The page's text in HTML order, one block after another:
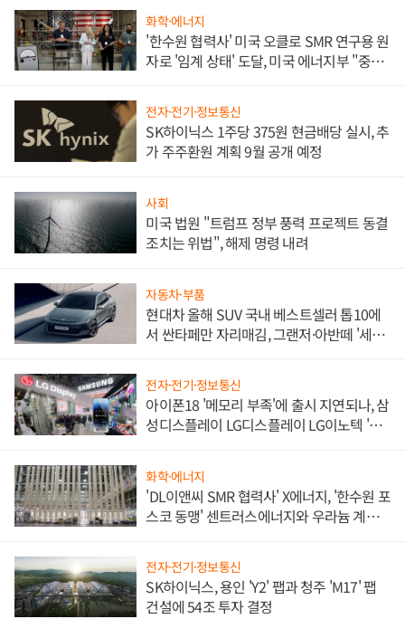
화학·에너지
'한수원 협력사' 미국 오클로 SMR 연구용 원
자로 '임계 상태' 도달, 미국 에너지부 "중요
전자·전기·정보통신
SK하이닉스 1주당 375원 현금배당 실시, 추
가 주주환원 계획 9월 공개 예정
사회
미국 법원 "트럼프 정부 풍력 프로젝트 동결
조치는 위법", 해제 명령 내려
자동차·부품
현대차 올해 SUV 국내 베스트셀러 톱10에
서 싼타페만 자리매김, 그랜저·아반떼 '세단
전자·전기·정보통신
아이폰18 '메모리 부족'에 출시 지연되나, 삼
성디스플레이 LG디스플레이 LG이노텍 '탈
화학·에너지
'DL이앤씨 SMR 협력사' X에너지, '한수원 포
스코 동맹' 센트러스에너지와 우라늄 계약
전자·전기·정보통신
SK하이닉스, 용인 'Y2' 팹과 청주 'M17' 팹
건설에 54조 투자 결정